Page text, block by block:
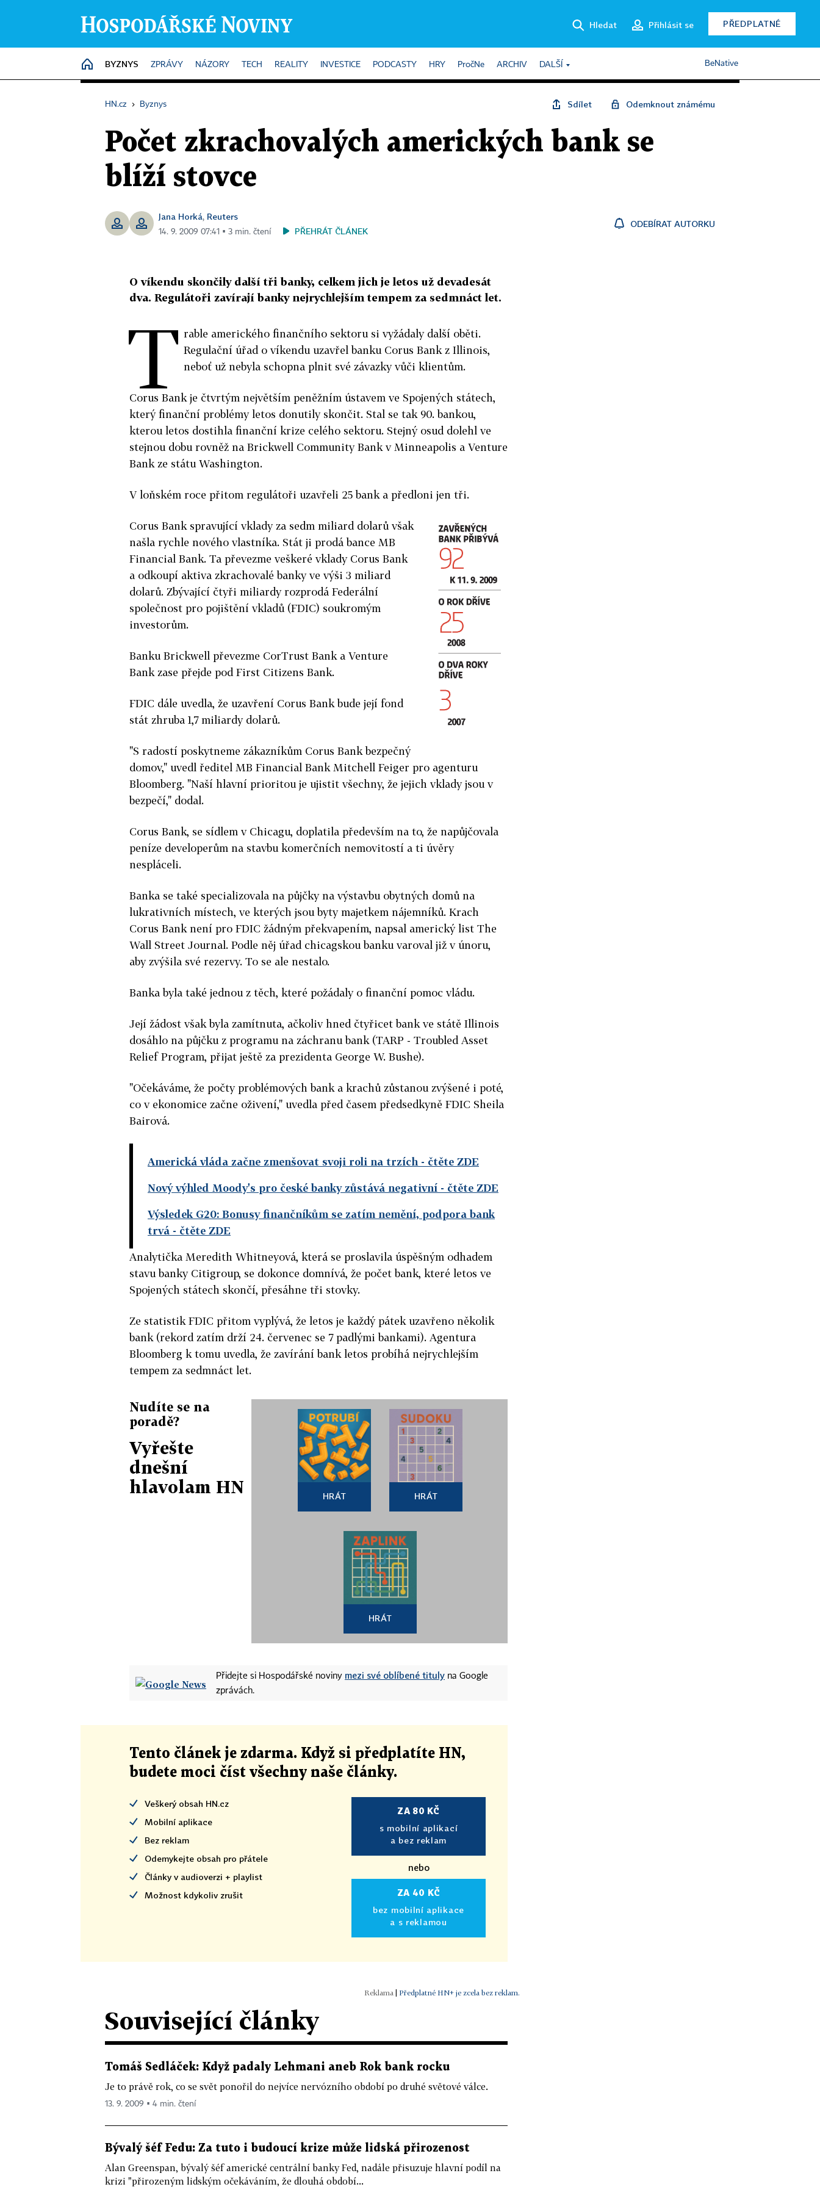
Hledat Přihlásit se PŘEDPLATNÉ
HOME
BYZNYS ZPRÁVY NÁZORY TECH REALITY INVESTICE PODCASTY HRY PročNe ARCHIV DALŠÍ BeNative
HN.cz › Byznys Sdílet Odemknout známému
Počet zkrachovalých amerických bank se
blíží stovce
Jana Horká, Reuters
14. 9. 2009 07:41 ▪ 3 min. čtení PŘEHRÁT ČLÁNEK
ODEBÍRAT AUTORKU
O víkendu skončily další tři banky, celkem jich je letos už devadesát
dva. Regulátoři zavírají banky nejrychlejším tempem za sedmnáct let.
T rable amerického finančního sektoru si vyžádaly další oběti.
Regulační úřad o víkendu uzavřel banku Corus Bank z Illinois,
neboť už nebyla schopna plnit své závazky vůči klientům.
Corus Bank je čtvrtým největším peněžním ústavem ve Spojených státech,
který finanční problémy letos donutily skončit. Stal se tak 90. bankou,
kterou letos dostihla finanční krize celého sektoru. Stejný osud dolehl ve
stejnou dobu rovněž na Brickwell Community Bank v Minneapolis a Venture
Bank ze státu Washington.
V loňském roce přitom regulátoři uzavřeli 25 bank a předloni jen tři.
Corus Bank spravující vklady za sedm miliard dolarů však
našla rychle nového vlastníka. Stát ji prodá bance MB
Financial Bank. Ta převezme veškeré vklady Corus Bank
a odkoupí aktiva zkrachovalé banky ve výši 3 miliard
dolarů. Zbývající čtyři miliardy rozprodá Federální
společnost pro pojištění vkladů (FDIC) soukromým
investorům.
Banku Brickwell převezme CorTrust Bank a Venture
Bank zase přejde pod First Citizens Bank.
FDIC dále uvedla, že uzavření Corus Bank bude její fond
stát zhruba 1,7 miliardy dolarů.
"S radostí poskytneme zákazníkům Corus Bank bezpečný
domov," uvedl ředitel MB Financial Bank Mitchell Feiger pro agenturu
Bloomberg. "Naší hlavní prioritou je ujistit všechny, že jejich vklady jsou v
bezpečí," dodal.
Corus Bank, se sídlem v Chicagu, doplatila především na to, že napůjčovala
peníze developerům na stavbu komerčních nemovitostí a ti úvěry
nespláceli.
Banka se také specializovala na půjčky na výstavbu obytných domů na
lukrativních místech, ve kterých jsou byty majetkem nájemníků. Krach
Corus Bank není pro FDIC žádným překvapením, napsal americký list The
Wall Street Journal. Podle něj úřad chicagskou banku varoval již v únoru,
aby zvýšila své rezervy. To se ale nestalo.
Banka byla také jednou z těch, které požádaly o finanční pomoc vládu.
Její žádost však byla zamítnuta, ačkoliv hned čtyřicet bank ve státě Illinois
dosáhlo na půjčku z programu na záchranu bank (TARP - Troubled Asset
Relief Program, přijat ještě za prezidenta George W. Bushe).
"Očekáváme, že počty problémových bank a krachů zůstanou zvýšené i poté,
co v ekonomice začne oživení," uvedla před časem předsedkyně FDIC Sheila
Bairová.
Americká vláda začne zmenšovat svoji roli na trzích - čtěte ZDE
Nový výhled Moody's pro české banky zůstává negativní - čtěte ZDE
Výsledek G20: Bonusy finančníkům se zatím nemění, podpora bank
trvá - čtěte ZDE
Analytička Meredith Whitneyová, která se proslavila úspěšným odhadem
stavu banky Citigroup, se dokonce domnívá, že počet bank, které letos ve
Spojených státech skončí, přesáhne tři stovky.
Ze statistik FDIC přitom vyplývá, že letos je každý pátek uzavřeno několik
bank (rekord zatím drží 24. červenec se 7 padlými bankami). Agentura
Bloomberg k tomu uvedla, že zavírání bank letos probíhá nejrychlejším
tempem za sedmnáct let.
Nudíte se na
poradě?
Vyřešte
dnešní
hlavolam HN
HRÁT HRÁT
HRÁT
Přidejte si Hospodářské noviny mezi své oblíbené tituly na Google
zprávách.
Tento článek je zdarma. Když si předplatíte HN,
budete moci číst všechny naše články.
Veškerý obsah HN.cz
Mobilní aplikace
Bez reklam
Odemykejte obsah pro přátele
Články v audioverzi + playlist
Možnost kdykoliv zrušit
ZA 80 KČ
s mobilní aplikací
a bez reklam
nebo
ZA 40 KČ
bez mobilní aplikace
a s reklamou
Předplatné HN+ je zcela bez reklam.
Související články
Tomáš Sedláček: Když padaly Lehmani aneb Rok bank rocku
Je to právě rok, co se svět ponořil do nejvíce nervózního období po druhé světové válce.
13. 9. 2009 ▪ 4 min. čtení
Bývalý šéf Fedu: Za tuto i budoucí krize může lidská přirozenost
Alan Greenspan, bývalý šéf americké centrální banky Fed, nadále přisuzuje hlavní podíl na
krizi "přirozeným lidským očekáváním, že dlouhá období...